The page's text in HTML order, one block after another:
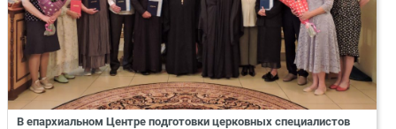
В епархиальном Центре подготовки церковных специалистов